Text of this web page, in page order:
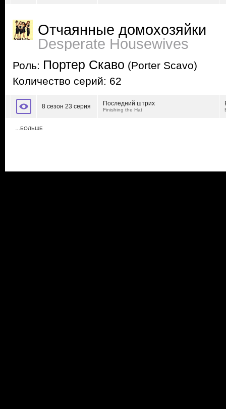
Отчаянные домохозяйки
Desperate Housewives
Роль: Портер Скаво (Porter Scavo)
Количество серий: 62
8 сезон 23 серия Последний штрих
Finishing the Hat
…БОЛЬШЕ